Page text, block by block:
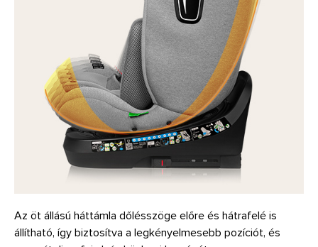
Az öt állású háttámla dőlésszöge előre és hátrafelé is
állítható, így biztosítva a legkényelmesebb pozíciót, és